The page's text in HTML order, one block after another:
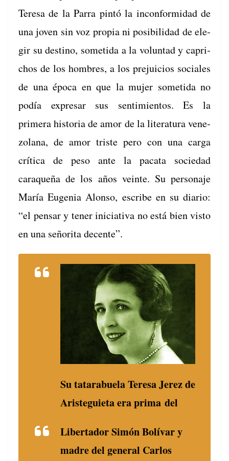
Tere­sa de la Par­ra pin­tó la incon­formi­dad de
una joven sin voz propia ni posi­bil­i­dad de ele­
gir su des­ti­no, someti­da a la vol­un­tad y capri­
chos de los hom­bres, a los pre­juicios sociales
de una época en que la mujer someti­da no
podía expre­sar sus sen­timien­tos. Es la
primera his­to­ria de amor de la lit­er­atu­ra vene­
zolana, de amor triste pero con una car­ga
críti­ca de peso ante la paca­ta sociedad
caraque­ña de los años veinte. Su per­son­aje
María Euge­nia Alon­so, escribe en su diario:
“el pen­sar y ten­er ini­cia­ti­va no está bien vis­to
en una señori­ta decente”.
Su tatarabuela Tere­sa Jerez de
Aris­tegui­eta era pri­ma del
Lib­er­ta­dor Simón Bolí­var y
madre del gen­er­al Car­los